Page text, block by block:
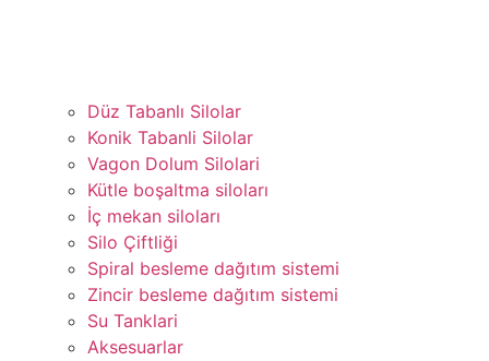
Düz Tabanlı Silolar
Konik Tabanli Silolar
Vagon Dolum Silolari
Kütle boşaltma siloları
İç mekan siloları
Silo Çiftliği
Spiral besleme dağıtım sistemi
Zincir besleme dağıtım sistemi
Su Tanklari
Aksesuarlar